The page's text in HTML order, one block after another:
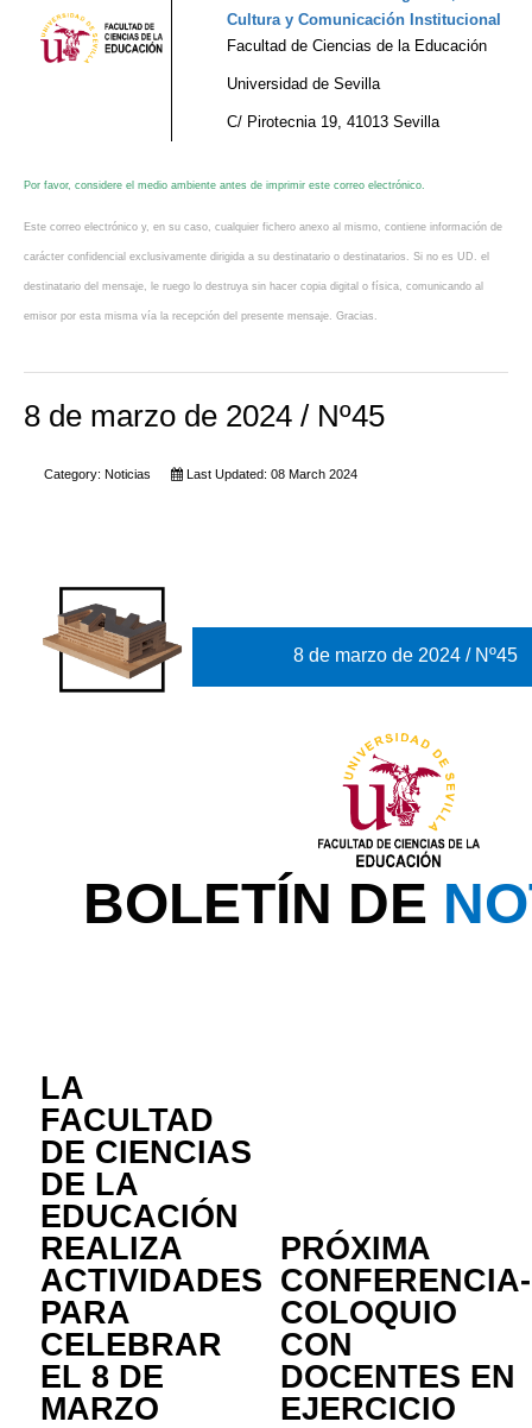
Cultura y Comunicación Institucional
Facultad de Ciencias de la Educación
Universidad de Sevilla
C/ Pirotecnia 19, 41013 Sevilla
Por favor, considere el medio ambiente antes de imprimir este correo electrónico.
Este correo electrónico y, en su caso, cualquier fichero anexo al mismo, contiene información de
carácter confidencial exclusivamente dirigida a su destinatario o destinatarios. Si no es UD. el
destinatario del mensaje, le ruego lo destruya sin hacer copia digital o física, comunicando al
emisor por esta misma vía la recepción del presente mensaje. Gracias.
8 de marzo de 2024 / Nº45
Category: Noticias Last Updated: 08 March 2024
8 de marzo de 2024 / Nº45
BOLETÍN DE
LA
FACULTAD
DE CIENCIAS
DE LA
EDUCACIÓN
REALIZA
ACTIVIDADES
PARA
CELEBRAR
EL 8 DE
MARZO
PRÓXIMA
CONFERENCIA-
COLOQUIO
CON
DOCENTES EN
EJERCICIO